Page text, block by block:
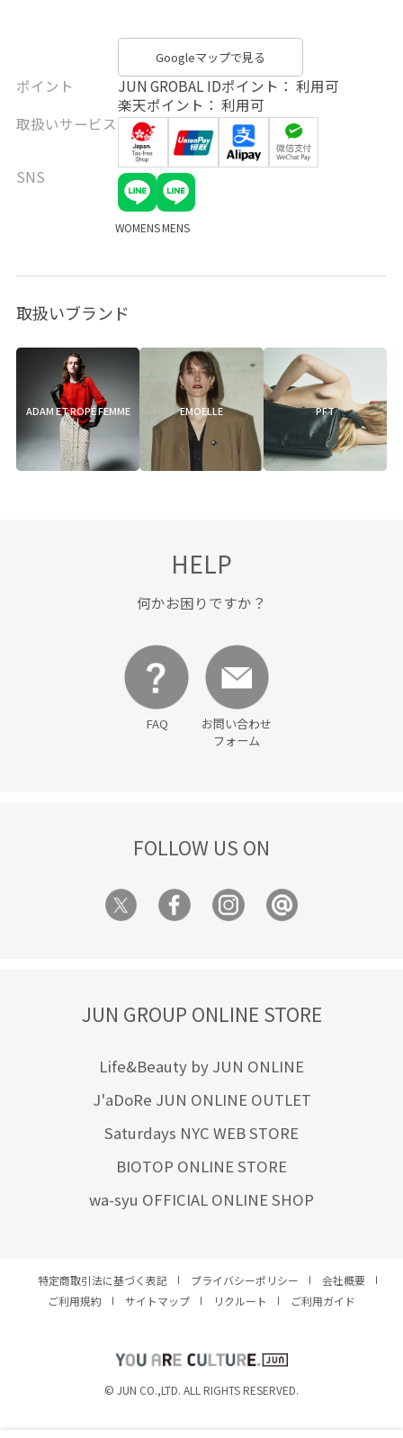
Googleマップで見る
ポイント
JUN GROBAL IDポイント： 利用可
楽天ポイント： 利用可
取扱いサービス
SNS
WOMENSMENS
取扱いブランド
ADAM ET ROPÉ FEMME EMOELLE PFT
HELP
何かお困りですか？
FAQ
お問い合わせ
フォーム
FOLLOW US ON
JUN GROUP ONLINE STORE
Life&Beauty by JUN ONLINE
J'aDoRe JUN ONLINE OUTLET
Saturdays NYC WEB STORE
BIOTOP ONLINE STORE
wa-syu OFFICIAL ONLINE SHOP
特定商取引法に基づく表記 プライバシーポリシー
会社概要
ご利用規約
サイトマップ リクルート ご利用ガイド
© JUN CO.,LTD. ALL RIGHTS RESERVED.